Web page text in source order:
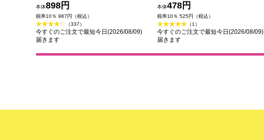
花王
本体898円
税率10％ 987円（税込）
（337）
今すぐのご注文で最短今日(2026/08/09)
届きます
本体478円
税率10％ 525円（税込）
（1）
今すぐのご注文で最短今日(2026/08/09)
届きます